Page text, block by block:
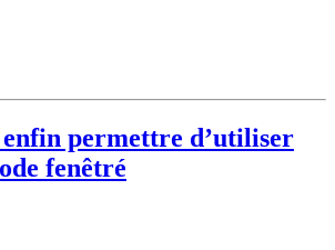
enfin permettre d’utiliser
fenêtré